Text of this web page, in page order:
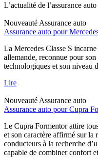
L’actualité de l’assurance auto
Nouveauté Assurance auto
Assurance auto pour
La Mercedes Classe S
allemande, reconnue pour
technologiques et son niveau
Lire
Nouveauté Assurance auto
Assurance auto pour Cupra
Le Cupra Formentor attire
et son caractère affirmé sur
conducteurs à la recherche
capable de combiner confort